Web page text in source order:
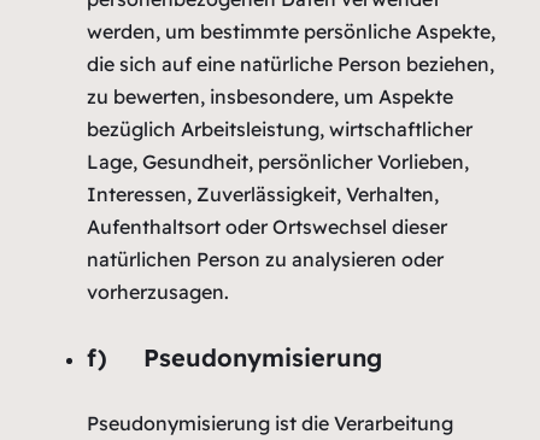
werden, um bestimmte persönliche Aspekte,
die sich auf eine natürliche Person beziehen,
zu bewerten, insbesondere, um Aspekte
bezüglich Arbeitsleistung, wirtschaftlicher
Lage, Gesundheit, persönlicher Vorlieben,
Interessen, Zuverlässigkeit, Verhalten,
Aufenthaltsort oder Ortswechsel dieser
natürlichen Person zu analysieren oder
vorherzusagen.
f) Pseudonymisierung
Pseudonymisierung ist die Verarbeitung